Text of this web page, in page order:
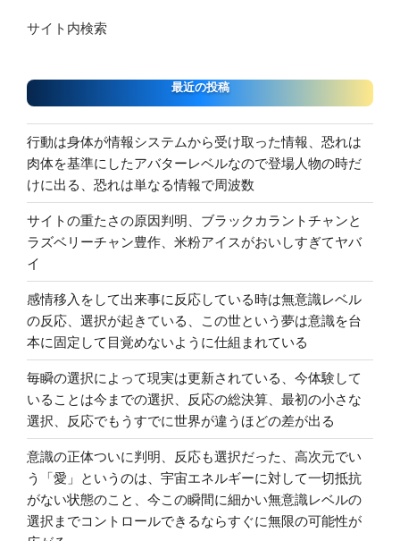
サイト内検索
最近の投稿
行動は身体が情報システムから受け取った情報、恐れは
肉体を基準にしたアバターレベルなので登場人物の時だ
けに出る、恐れは単なる情報で周波数
サイトの重たさの原因判明、ブラックカラントチャンと
ラズベリーチャン豊作、米粉アイスがおいしすぎてヤバ
イ
感情移入をして出来事に反応している時は無意識レベル
の反応、選択が起きている、この世という夢は意識を台
本に固定して目覚めないように仕組まれている
毎瞬の選択によって現実は更新されている、今体験して
いることは今までの選択、反応の総決算、最初の小さな
選択、反応でもうすでに世界が違うほどの差が出る
意識の正体ついに判明、反応も選択だった、高次元でい
う「愛」というのは、宇宙エネルギーに対して一切抵抗
がない状態のこと、今この瞬間に細かい無意識レベルの
選択までコントロールできるならすぐに無限の可能性が